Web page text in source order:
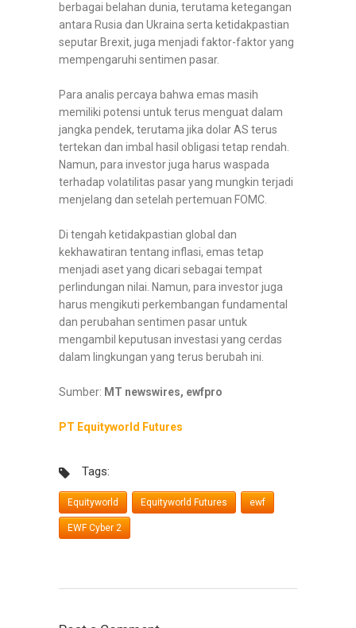
berbagai belahan dunia, terutama ketegangan
antara Rusia dan Ukraina serta ketidakpastian
seputar Brexit, juga menjadi faktor-faktor yang
mempengaruhi sentimen pasar.
Para analis percaya bahwa emas masih
memiliki potensi untuk terus menguat dalam
jangka pendek, terutama jika dolar AS terus
tertekan dan imbal hasil obligasi tetap rendah.
Namun, para investor juga harus waspada
terhadap volatilitas pasar yang mungkin terjadi
menjelang dan setelah pertemuan FOMC.
Di tengah ketidakpastian global dan
kekhawatiran tentang inflasi, emas tetap
menjadi aset yang dicari sebagai tempat
perlindungan nilai. Namun, para investor juga
harus mengikuti perkembangan fundamental
dan perubahan sentimen pasar untuk
mengambil keputusan investasi yang cerdas
dalam lingkungan yang terus berubah ini.
Sumber: MT newswires, ewfpro
PT Equityworld Futures
Tags:
Equityworld Equityworld Futures ewf
EWF Cyber 2